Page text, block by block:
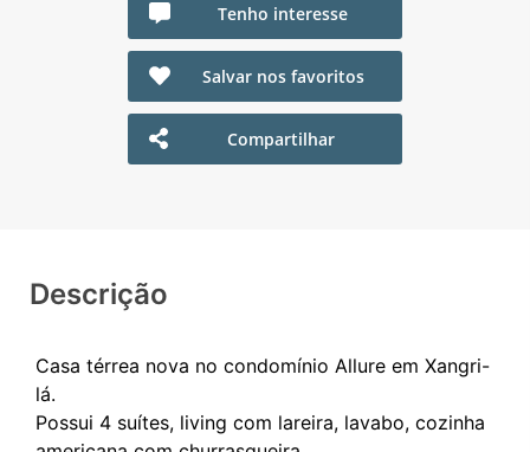
Tenho interesse
Salvar nos favoritos
Compartilhar
Descrição
Casa térrea nova no condomínio Allure em Xangri-
lá.
Possui 4 suítes, living com lareira, lavabo, cozinha